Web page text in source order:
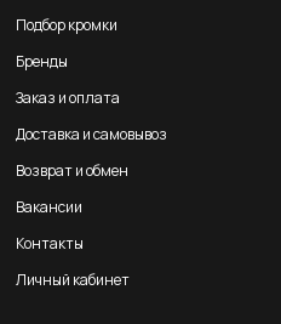
Подбор кромки
Бренды
Заказ и оплата
Доставка и самовывоз
Возврат и обмен
Вакансии
Контакты
Личный кабинет